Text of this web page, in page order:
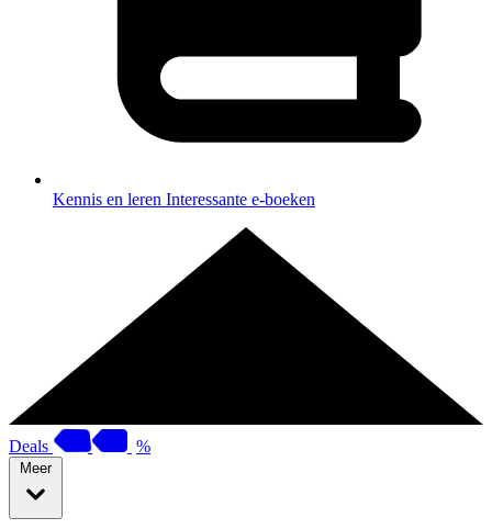
Kennis en leren Interessante e-boeken
Deals %
Meer